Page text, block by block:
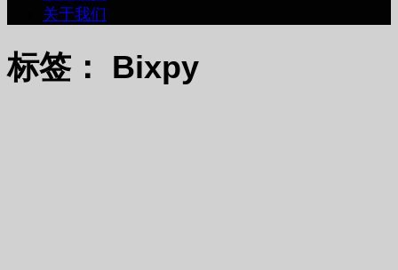
关于我们
标签： Bixpy